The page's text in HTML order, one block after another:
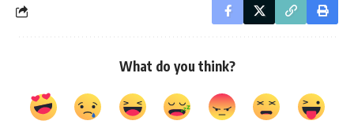
What do you think?